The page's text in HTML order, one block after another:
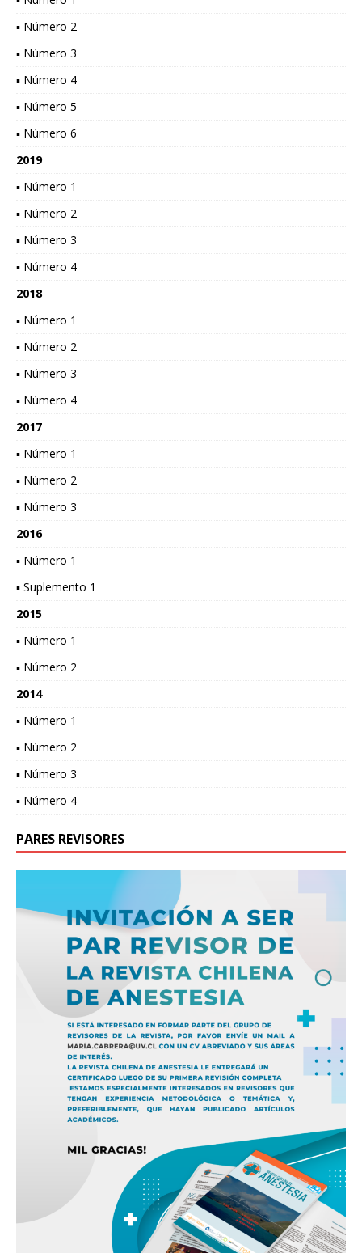
▪ Número 2
▪ Número 3
▪ Número 4
▪ Número 5
▪ Número 6
2019
▪ Número 1
▪ Número 2
▪ Número 3
▪ Número 4
2018
▪ Número 1
▪ Número 2
▪ Número 3
▪ Número 4
2017
▪ Número 1
▪ Número 2
▪ Número 3
2016
▪ Número 1
▪ Suplemento 1
2015
▪ Número 1
▪ Número 2
2014
▪ Número 1
▪ Número 2
▪ Número 3
▪ Número 4
PARES REVISORES